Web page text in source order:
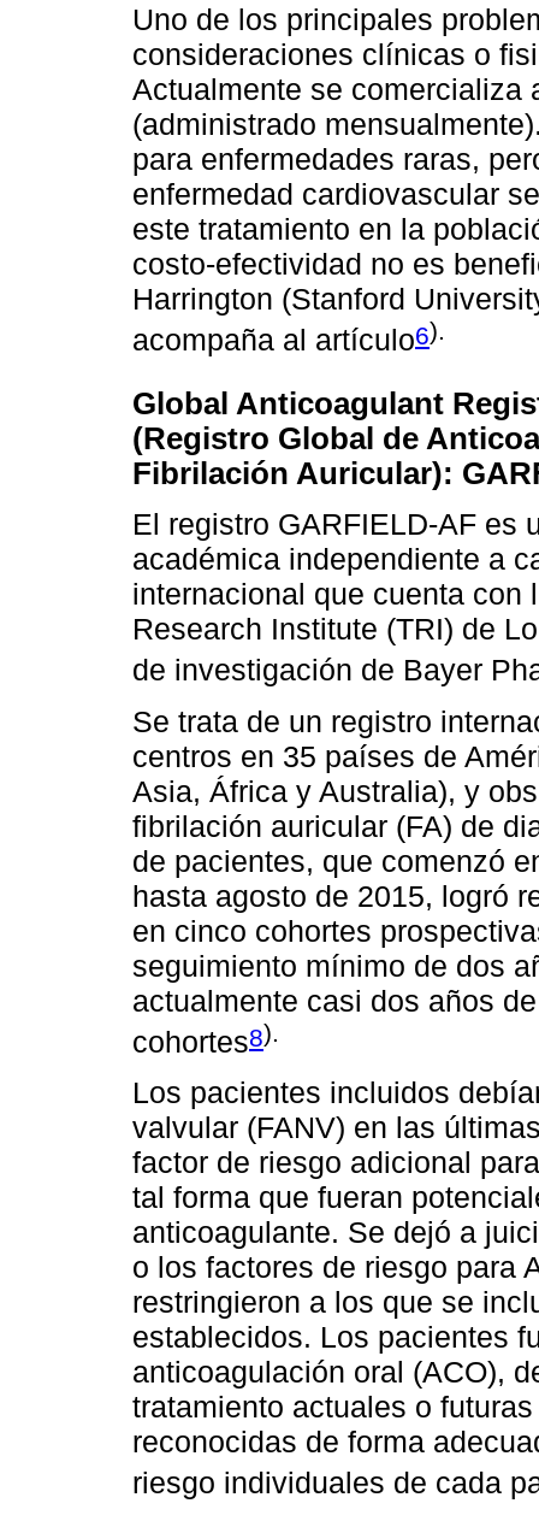
Uno de los principales
consideraciones clínicas o
Actualmente se comercializa
(administrado
para enfermedades raras,
enfermedad cardiovascular
este tratamiento en la
costo-efectividad no es
Harrington (Stanford
acompaña al artículo6).
Global Anticoagulant
(Registro Global de
Fibrilación Auricular):
El registro GARFIELD-AF es
académica independiente a
internacional que cuenta
Research Institute (TRI) de
de investigación de Bayer
Se trata de un registro
centros en 35 países de
Asia, África y Australia), y
fibrilación auricular (FA) de
de pacientes, que comenzó
hasta agosto de 2015, logró
en cinco cohortes
seguimiento mínimo de dos
actualmente casi dos años
cohortes8).
Los pacientes incluidos
valvular (FANV) en las
factor de riesgo adicional
tal forma que fueran
anticoagulante. Se dejó a
o los factores de riesgo para
restringieron a los que se
establecidos. Los pacientes
anticoagulación oral (ACO),
tratamiento actuales o
reconocidas de forma
riesgo individuales de cada